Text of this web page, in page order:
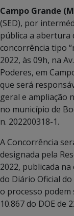
Campo Grande
(SED), por
pública a abertura
concorrência tipo
2022, às 09h, na
Poderes, em
que será
geral e ampliação
no município de
n. 202200318-1.
A Concorrência
designada pela
2022, publicada na
do Diário Oficial
o processo podem
10.867 do DOE de